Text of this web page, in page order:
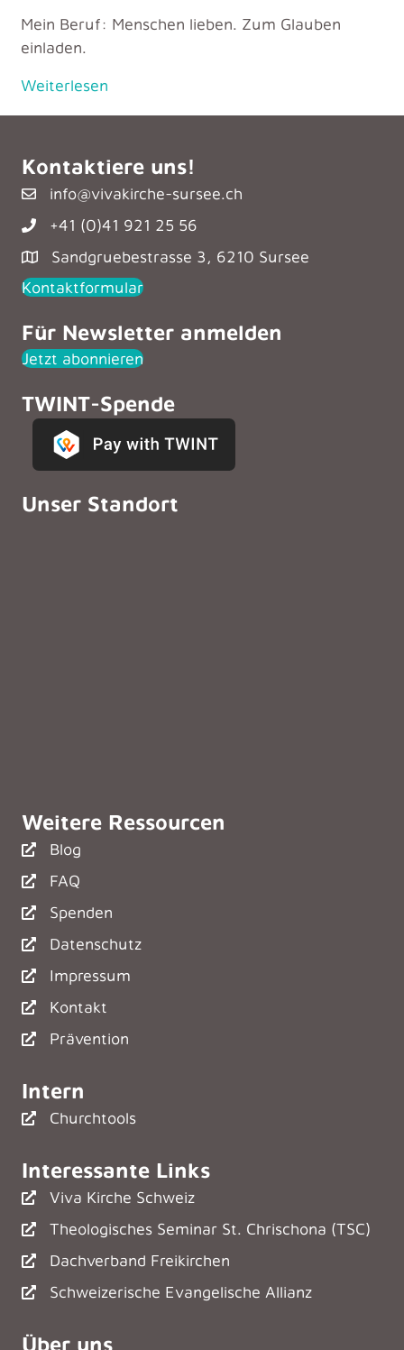
Mein Beruf: Menschen lieben. Zum Glauben
einladen.
Weiterlesen
Kontaktiere uns!
info@vivakirche-sursee.ch
+41 (0)41 921 25 56
Sandgruebestrasse 3, 6210 Sursee
Kontaktformular
Für Newsletter anmelden
Jetzt abonnieren
TWINT-Spende
Unser Standort
Weitere Ressourcen
Blog
FAQ
Spenden
Datenschutz
Impressum
Kontakt
Prävention
Intern
Churchtools
Interessante Links
Viva Kirche Schweiz
Theologisches Seminar St. Chrischona (TSC)
Dachverband Freikirchen
Schweizerische Evangelische Allianz
Über uns